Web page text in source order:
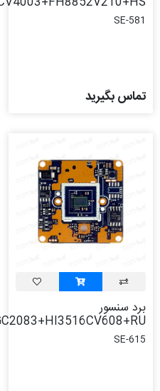
SE-581
تماس بگیرید
برد سنسور
GC2083+HI3516CV608+RU
SE-615